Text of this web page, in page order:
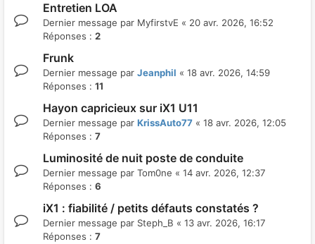
Entretien LOA
Dernier message par MyfirstvE « 20 avr. 2026, 16:52
Réponses : 2
Frunk
Dernier message par Jeanphil « 18 avr. 2026, 14:59
Réponses : 11
Hayon capricieux sur iX1 U11
Dernier message par KrissAuto77 « 18 avr. 2026, 12:05
Réponses : 7
Luminosité de nuit poste de conduite
Dernier message par Tom0ne « 14 avr. 2026, 12:37
Réponses : 6
iX1 : fiabilité / petits défauts constatés ?
Dernier message par Steph_B « 13 avr. 2026, 16:17
Réponses : 7